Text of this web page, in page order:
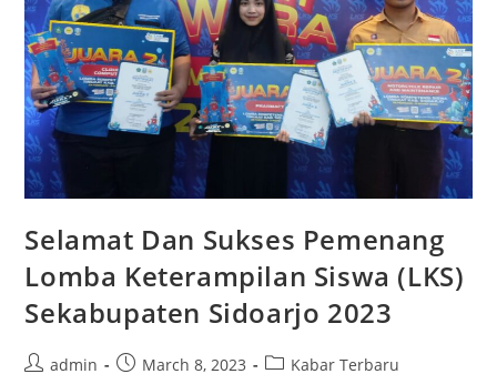
Selamat Dan Sukses Pemenang
Lomba Keterampilan Siswa (LKS)
Sekabupaten Sidoarjo 2023
Postadmin
PostMarch 8, 2023
PostKabar Terbaru